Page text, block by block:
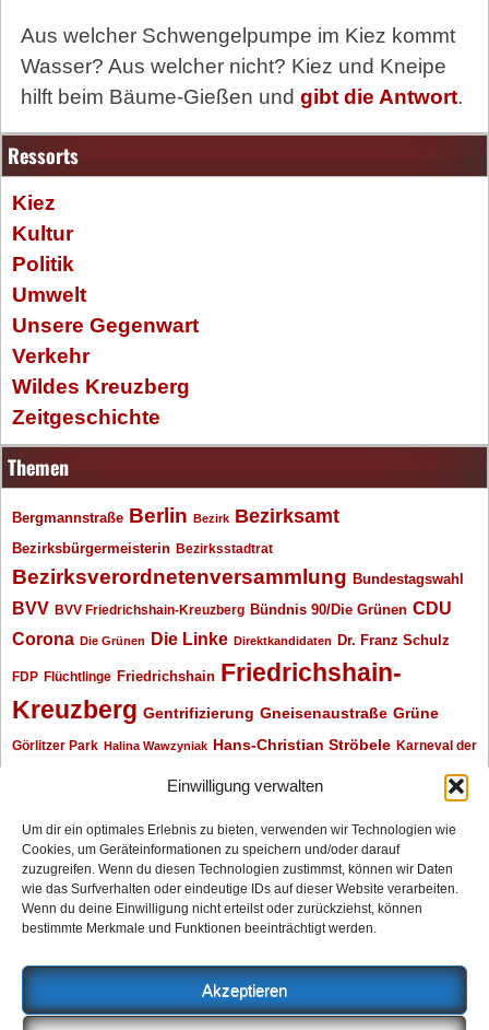
Einwilligung verwalten
Um dir ein optimales Erlebnis zu bieten, verwenden wir Technologien wie
Cookies, um Geräteinformationen zu speichern und/oder darauf
zuzugreifen. Wenn du diesen Technologien zustimmst, können wir Daten
wie das Surfverhalten oder eindeutige IDs auf dieser Website verarbeiten.
Wenn du deine Einwilligung nicht erteilst oder zurückziehst, können
bestimmte Merkmale und Funktionen beeinträchtigt werden.
Akzeptieren
Aus welcher Schwengelpumpe im Kiez kommt
Wasser? Aus welcher nicht? Kiez und Kneipe
hilft beim Bäume-Gießen und gibt die Antwort.
Ressorts
Kiez
Kultur
Politik
Umwelt
Unsere Gegenwart
Verkehr
Wildes Kreuzberg
Zeitgeschichte
Themen
Bergmannstraße Berlin Bezirk Bezirksamt
Bezirksbürgermeisterin Bezirksstadtrat
Bezirksverordnetenversammlung Bundestagswahl
BVV BVV Friedrichshain-Kreuzberg Bündnis 90/Die Grünen CDU
Corona Die Grünen Die Linke Direktkandidaten Dr. Franz Schulz
FDP Flüchtlinge Friedrichshain Friedrichshain-
Kreuzberg Gentrifizierung Gneisenaustraße Grüne
Görlitzer Park Halina Wawzyniak Hans-Christian Ströbele Karneval der
Klaus Wowereit
Neukölln Oliver Nöll Oranienplatz Piraten Piratenpartei Polizeimeldungen
Redaktionsgespräch Senat SPD
Archiv
Archiv
Impressum